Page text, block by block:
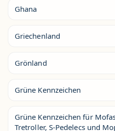
Ghana
Griechenland
Grönland
Grüne Kennzeichen
Grüne Kennzeichen für
Tretroller, S-Pedelecs und